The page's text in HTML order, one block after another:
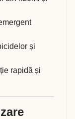
și
rapidă și